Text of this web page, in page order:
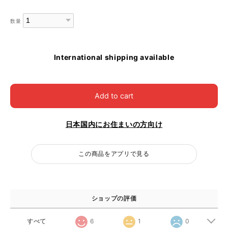
数量
International shipping available
Add to cart
日本国内にお住まいの方向け
この商品をアプリで見る
ショップの評価
すべて 6 1 0